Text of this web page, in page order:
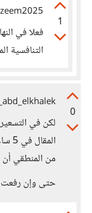
1
فعلا في
التنافسية
0
لكن في
من المنطقي أن
حتى وإن رفعت